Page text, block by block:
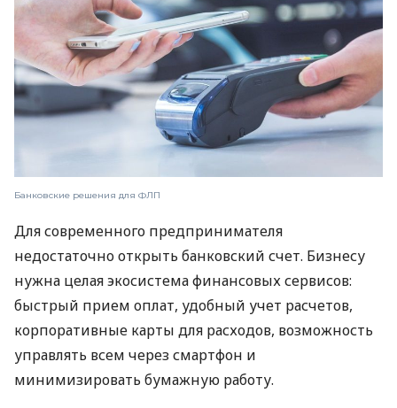
Банковские решения для ФЛП
Для современного предпринимателя
недостаточно открыть банковский счет. Бизнесу
нужна целая экосистема финансовых сервисов:
быстрый прием оплат, удобный учет расчетов,
корпоративные карты для расходов, возможность
управлять всем через смартфон и
минимизировать бумажную работу.